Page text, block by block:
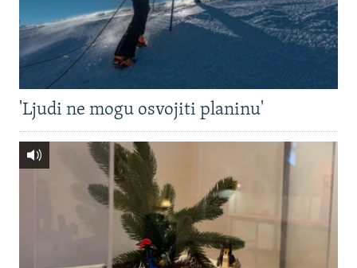
'Ljudi ne mogu osvojiti planinu'